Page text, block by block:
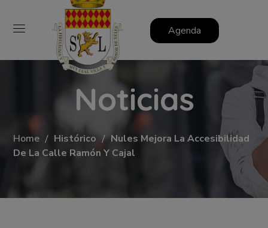
Agenda
Noticias
Home Histórico
Nules Mejora La Accesibilidad
De La Calle Ramón Y Cajal